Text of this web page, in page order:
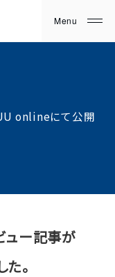
onlineにて公開
ュー記事が
。